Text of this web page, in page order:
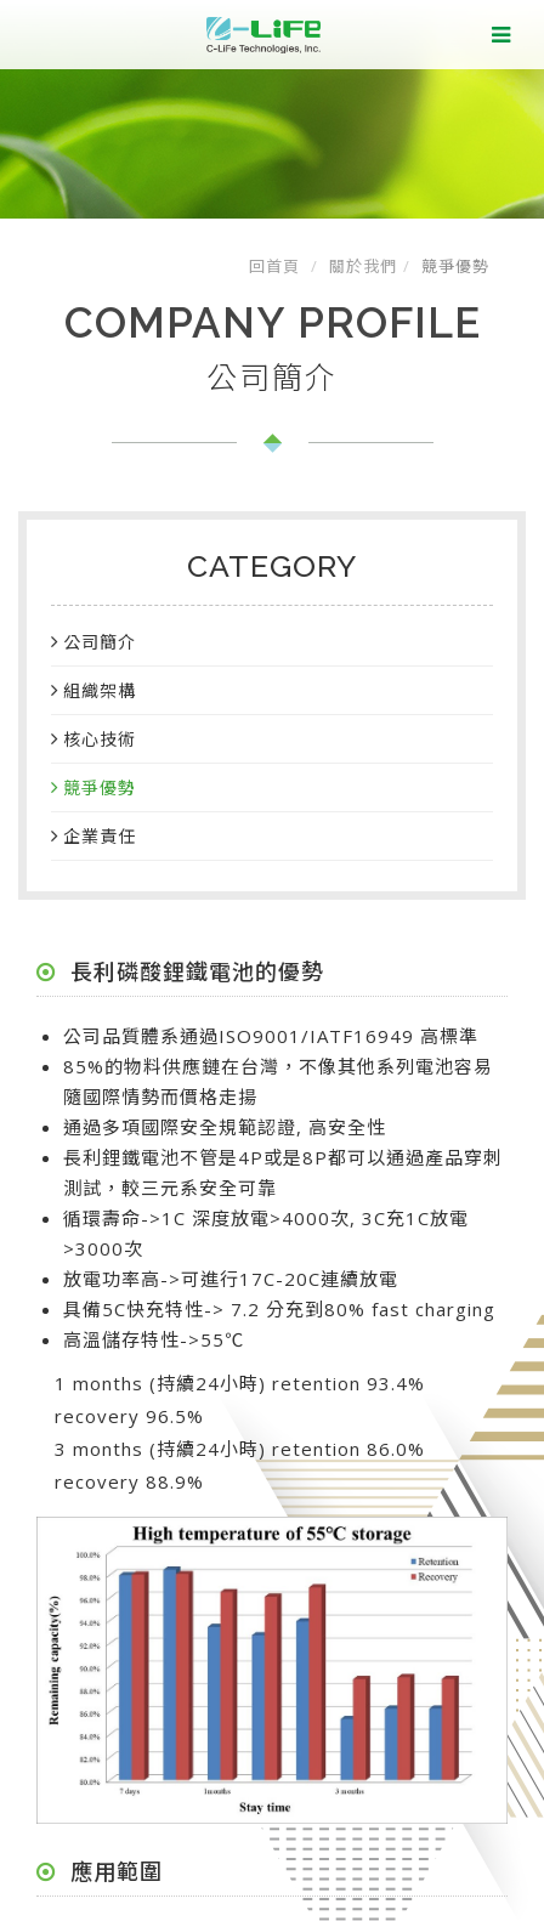
回首頁 關於我們 競爭優勢
COMPANY PROFILE
公司簡介
CATEGORY
公司簡介
組織架構
核心技術
競爭優勢
企業責任
長利磷酸鋰鐵電池的優勢
公司品質體系通過ISO9001/IATF16949 高標準
85%的物料供應鏈在台灣，不像其他系列電池容易
隨國際情勢而價格走揚
通過多項國際安全規範認證, 高安全性
長利鋰鐵電池不管是4P或是8P都可以通過產品穿刺
測試，較三元系安全可靠
循環壽命->1C 深度放電>4000次, 3C充1C放電
>3000次
放電功率高->可進行17C-20C連續放電
具備5C快充特性-> 7.2 分充到80% fast charging
高溫儲存特性->55℃
1 months (持續24小時) retention 93.4%
recovery 96.5%
3 months (持續24小時) retention 86.0%
recovery 88.9%
應用範圍